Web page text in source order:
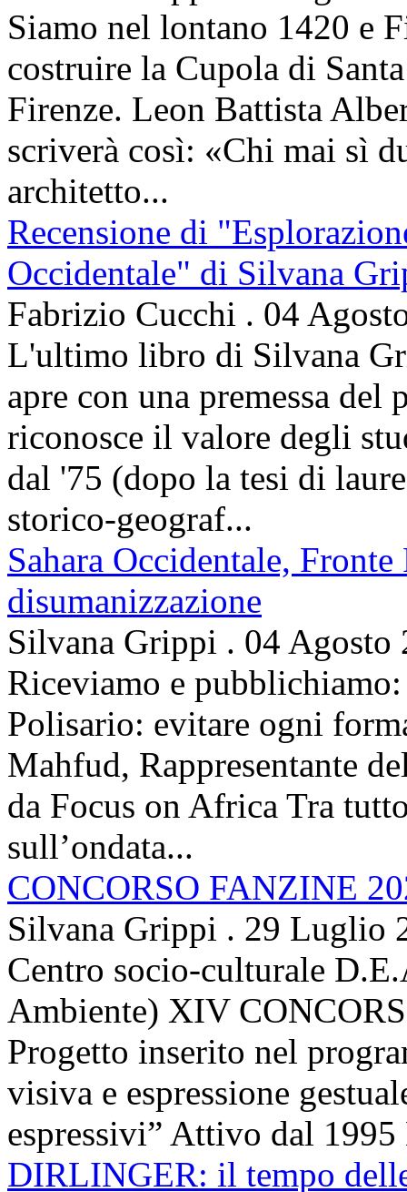
Siamo nel lontano 1420 e
costruire la Cupola di
Firenze. Leon Battista
scriverà così: «Chi mai sì
architetto...
Recensione di
Occidentale" di Silvana
Fabrizio Cucchi . 04
L'ultimo libro di Silvana
apre con una premessa
riconosce il valore degli
dal '75 (dopo la tesi di
storico-geograf...
Sahara Occidentale,
disumanizzazione
Silvana Grippi . 04 Agosto
Riceviamo e
Polisario: evitare ogni
Mahfud, Rappresentante
da Focus on Africa Tra
sull’ondata...
CONCORSO FANZINE
Silvana Grippi . 29 Luglio
Centro socio-culturale
Ambiente) XIV
Progetto inserito nel
visiva e espressione
espressivi” Attivo dal 1995
DIRLINGER: il tempo